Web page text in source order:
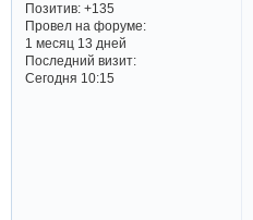
Позитив: +135
Провел на форуме:
1 месяц 13 дней
Последний визит:
Сегодня 10:15